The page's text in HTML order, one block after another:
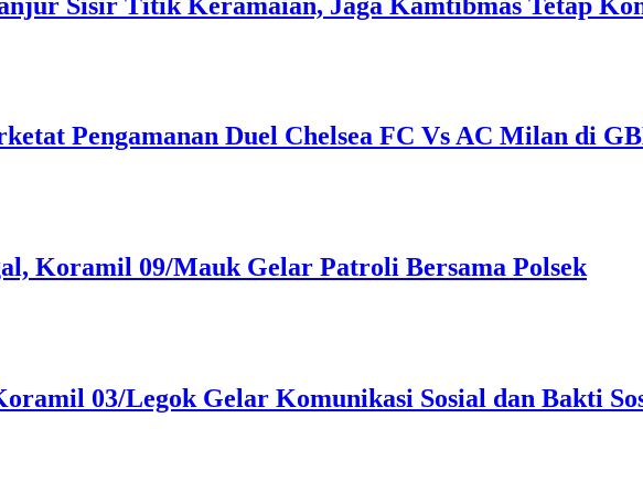
Pengamanan Duel Chelsea FC Vs AC Milan di
Koramil 09/Mauk Gelar Patroli Bersama Polsek
03/Legok Gelar Komunikasi Sosial dan Bakti